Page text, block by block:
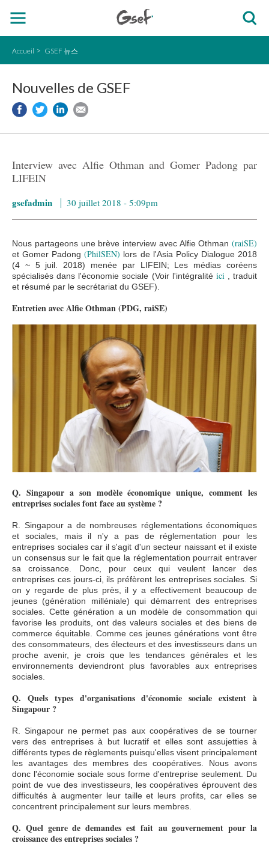
Accueil GSEF 뉴스
Nouvelles de GSEF
Interview avec Alfie Othman and Gomer Padong par
LIFEIN
gsefadmin 30 juillet 2018 - 5:09pm
Nous partageons une brève interview avec Alfie Othman (raiSE)
et Gomer Padong(PhilSEN) lors de l'Asia Policy Dialogue 2018
(4 ~ 5 juil. 2018) menée par LIFEIN; Les médias coréens
spécialisés dans l'économie sociale (Voir l'intégralité ici
, traduit
et résumé par le secrétariat du GSEF).
Entretien avec Alfie Othman (PDG, raiSE)
이미지 6.jpg
Q. Singapour a son modèle économique unique, comment les
entreprises sociales font face au système ?
R. Singapour a de nombreuses réglementations économiques
et sociales, mais il n'y a pas de réglementation pour les
entreprises sociales car il s'agit d'un secteur naissant et il existe
un consensus sur le fait que la réglementation pourrait entraver
sa croissance. Donc, pour ceux qui veulent lancer des
entreprises ces jours-ci, ils préfèrent les entreprises sociales. Si
on y regarde de plus près, il y a effectivement beaucoup de
jeunes (génération milléniale) qui démarrent des entreprises
sociales. Cette génération a un modèle de consommation qui
favorise les produits, ont des valeurs sociales et des biens de
commerce équitable. Comme ces jeunes générations vont être
des consommateurs, des électeurs et des investisseurs dans un
proche avenir, je crois que les tendances générales et les
environnements deviendront plus favorables aux entreprises
sociales.
Q. Quels types d'organisations d'économie sociale existent à
Singapour ?
R. Singapour ne permet pas aux coopératives de se tourner
vers des entreprises à but lucratif et elles sont assujetties à
différents types de règlements puisqu'elles visent principalement
les avantages des membres des coopératives. Nous avons
donc l'économie sociale sous forme d'entreprise seulement. Du
point de vue des investisseurs, les coopératives éprouvent des
difficultés à augmenter leur taille et leurs profits, car elles se
concentrent principalement sur leurs membres.
Q. Quel genre de demandes est fait au gouvernement pour la
croissance des entreprises sociales ?